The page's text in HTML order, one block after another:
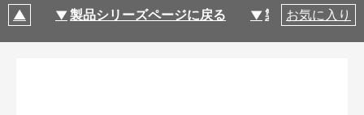
製品シリーズページに戻る 製品仕様
お気に入り